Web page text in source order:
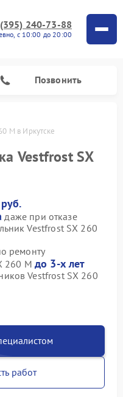
240-73-88
с 10:00 до 20:00
Позвонить
M в Иркутске
Vestfrost SX
даже при отказе
Vestfrost SX 260
ремонту
260 M до 3-х лет
Vestfrost SX 260
работ